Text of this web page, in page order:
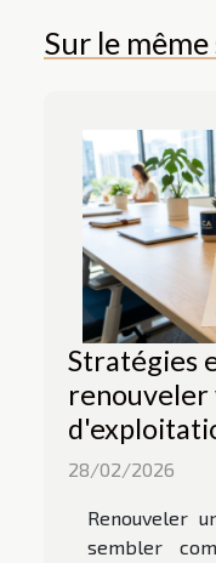
Sur le
Stratégies
28/02/2026
Renouveler
sembler